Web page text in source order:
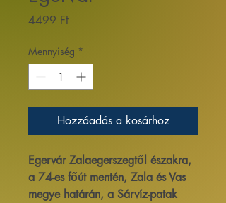
4499 FtÁr
Mennyiség *
Hozzáadás a kosárhoz
Egervár Zalaegerszegtől északra,
a 74-es főút mentén, Zala és Vas
megye határán, a Sárvíz-patak